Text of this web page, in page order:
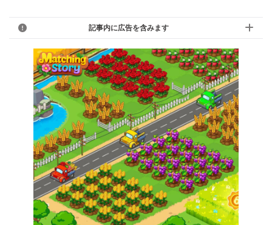
記事内に広告を含みます